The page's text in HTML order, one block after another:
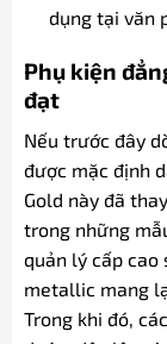
dụng tại văn
Phụ kiện
đạt
Nếu trước đây
được mặc định
Gold này đã
trong những
quản lý cấp cao
metallic mang
Trong khi đó,